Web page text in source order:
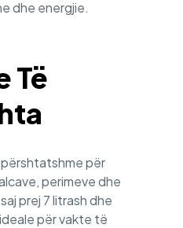
dhe energjie.
Të
për
perimeve dhe
prej 7 litrash dhe
për vakte të